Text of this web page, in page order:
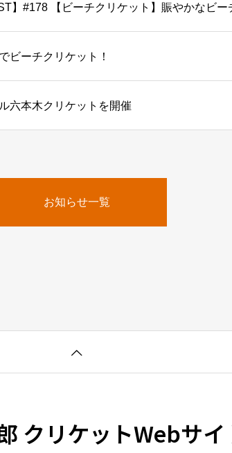
】#178 【ビーチクリケット】賑やかなビ
ビーチクリケット！
六本木クリケットを開催
お知らせ一覧
クリケットWebサイ